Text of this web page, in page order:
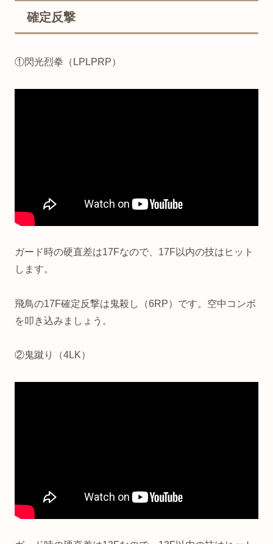
確定反撃
①閃光烈拳（LPLPRP）
ガード時の硬直差は17Fなので、17F以内の技はヒット
します。
飛鳥の17F確定反撃は鬼殺し（6RP）です。空中コンボ
を叩き込みましょう。
②鬼蹴り（4LK）